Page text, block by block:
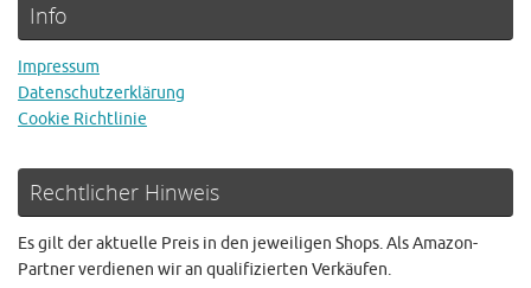
Info
Impressum
Datenschutzerklärung
Cookie Richtlinie
Rechtlicher Hinweis
Es gilt der aktuelle Preis in den jeweiligen Shops. Als Amazon-
Partner verdienen wir an qualifizierten Verkäufen.